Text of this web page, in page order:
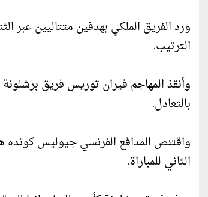
الترتيب.
بالتعادل.
الثاني للمباراة.